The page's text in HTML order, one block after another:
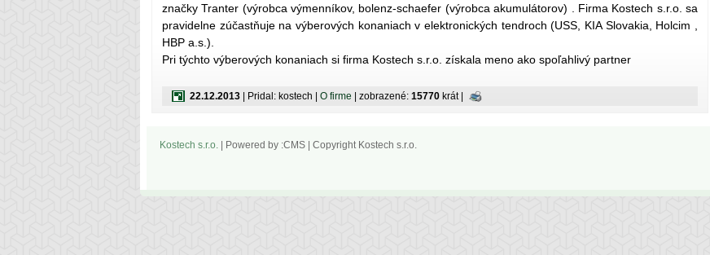
značky Tranter (výrobca výmenníkov, bolenz-schaefer (výrobca akumulátorov) . Firma Kostech s.r.o. sa
pravidelne zúčastňuje na výberových konaniach v elektronických tendroch (USS, KIA Slovakia, Holcim ,
HBP a.s.).
Pri týchto výberových konaniach si firma Kostech s.r.o. získala meno ako spoľahlivý partner
22.12.2013 | Pridal: kostech | O firme | zobrazené: 15770 krát |
Kostech s.r.o. | Powered by :CMS | Copyright Kostech s.r.o.